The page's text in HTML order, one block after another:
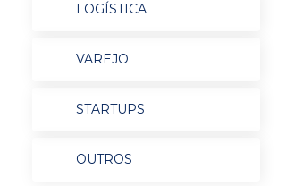
LOGÍSTICA
VAREJO
STARTUPS
OUTROS